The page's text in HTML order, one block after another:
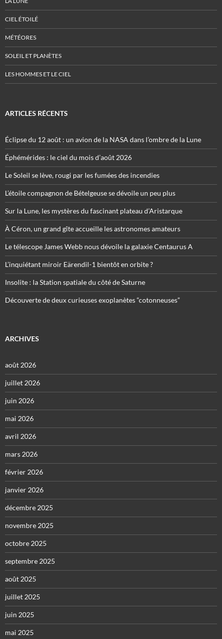
CIEL ÉTOILÉ
MÉTÉORES
SOLEIL ET PLANÈTES
LES HOMMES ET LE CIEL
ARTICLES RÉCENTS
Éclipse du 12 août : un avion de la NASA dans l’ombre de la Lune
Éphémérides : le ciel du mois d’août 2026
Le Soleil se lève, rougi par les fumées des incendies
L’étoile compagnon de Bételgeuse se dévoile un peu plus
Sur la Lune, les mystères du fascinant plateau d’Aristarque
À Céron, un grand gîte accueille les astronomes amateurs
Le télescope James Webb nous dévoile la galaxie Centaurus A
L’inquiétant miroir Eärendil-1 bientôt en orbite ?
Insolite : la Station spatiale du côté de Saturne
Découverte de deux curieuses exoplanètes “cotonneuses”
ARCHIVES
août 2026
juillet 2026
juin 2026
mai 2026
avril 2026
mars 2026
février 2026
janvier 2026
décembre 2025
novembre 2025
octobre 2025
septembre 2025
août 2025
juillet 2025
juin 2025
mai 2025